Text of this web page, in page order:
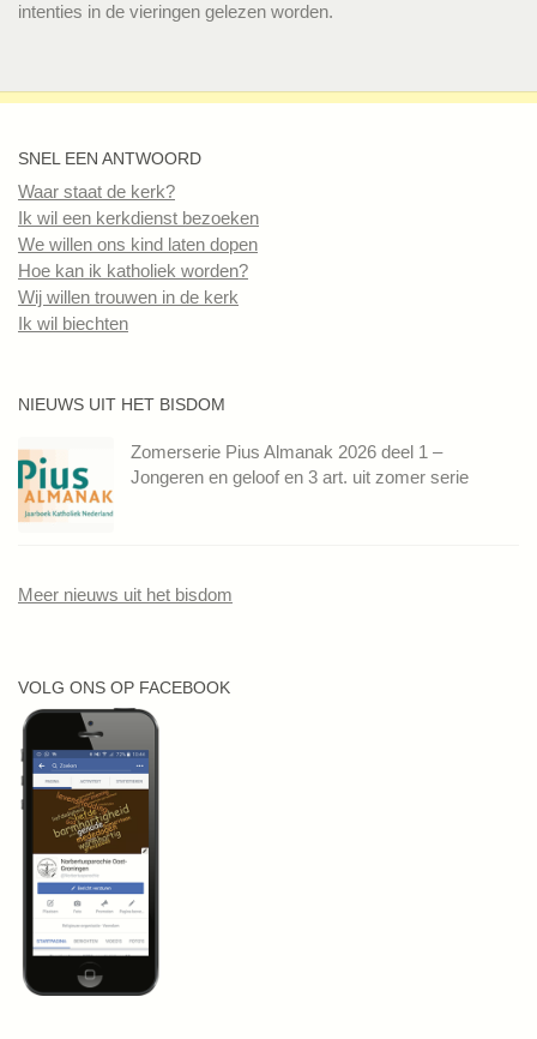
intenties in de vieringen gelezen worden.
SNEL EEN ANTWOORD
Waar staat de kerk?
Ik wil een kerkdienst bezoeken
We willen ons kind laten dopen
Hoe kan ik katholiek worden?
Wij willen trouwen in de kerk
Ik wil biechten
NIEUWS UIT HET BISDOM
Zomerserie Pius Almanak 2026 deel 1 –
Jongeren en geloof en 3 art. uit zomer serie
Meer nieuws uit het bisdom
VOLG ONS OP FACEBOOK